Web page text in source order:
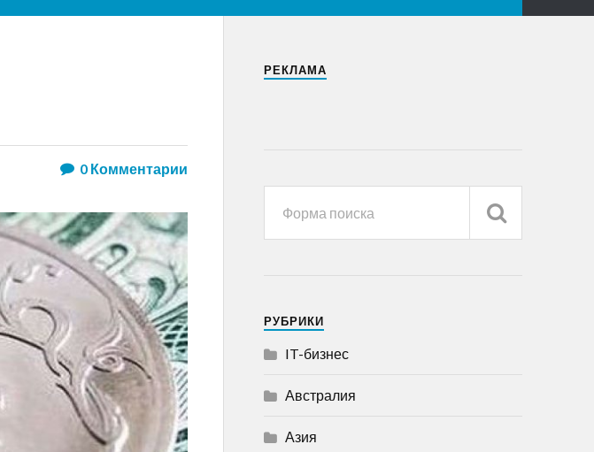
0Комментарии
РЕКЛАМА
РУБРИКИ
IT-бизнес
Австралия
Азия